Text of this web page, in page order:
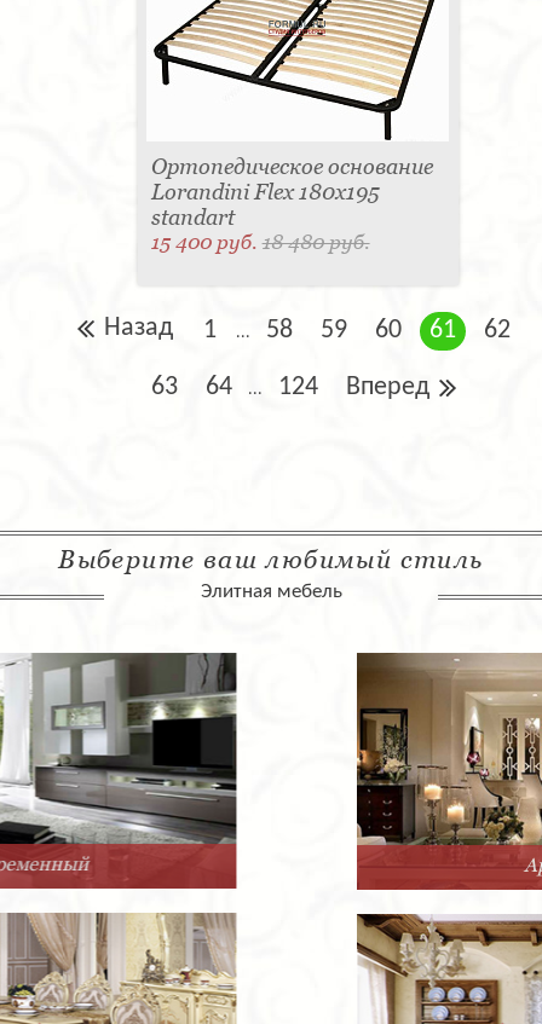
Ортопедическое основание
Lorandini Flex 180x195
standart
15 400 руб.18 480 руб.
Назад 1 ... 58 59 60 61 62
63 64 ... 124 Вперед
Выберите ваш любимый стиль
Элитная мебель